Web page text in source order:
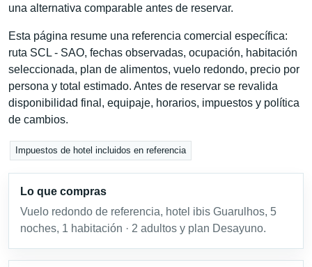
una alternativa comparable antes de reservar.
Esta página resume una referencia comercial específica:
ruta SCL - SAO, fechas observadas, ocupación, habitación
seleccionada, plan de alimentos, vuelo redondo, precio por
persona y total estimado. Antes de reservar se revalida
disponibilidad final, equipaje, horarios, impuestos y política
de cambios.
Impuestos de hotel incluidos en referencia
Lo que compras
Vuelo redondo de referencia, hotel ibis Guarulhos, 5
noches, 1 habitación · 2 adultos y plan Desayuno.